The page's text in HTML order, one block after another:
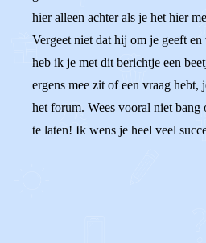
hier alleen achter als je het hier
Vergeet niet dat hij om je geeft
heb ik je met dit berichtje een
ergens mee zit of een vraag
het forum. Wees vooral niet bang
te laten! Ik wens je heel veel